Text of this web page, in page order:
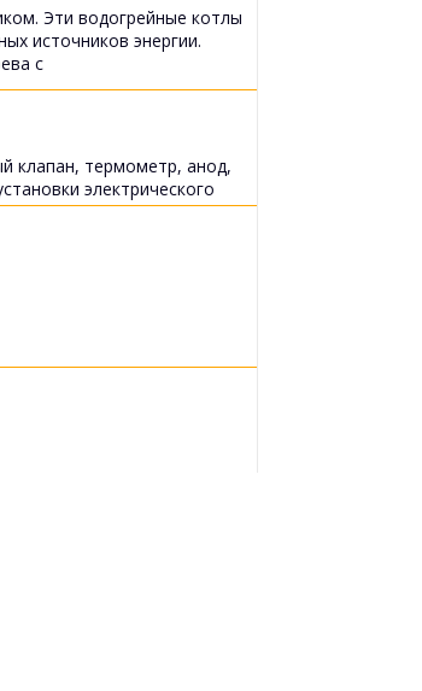
Эти водогрейные котлы
источников энергии.
с
клапан, термометр, анод,
электрического